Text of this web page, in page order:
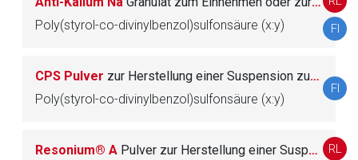
Poly(styrol-co-divinylbenzol)sulfonsäure (x:y)
FI
CPS Pulver zur Herstellung einer Suspension zum Einnehmen oder einer Rektalsuspension
Poly(styrol-co-divinylbenzol)sulfonsäure (x:y)
FI
Resonium® A Pulver zur Herstellung einer Suspension zum Einnehmen/Rektalsuspension
RL
Zurück zur rote-liste.de Zur Seite